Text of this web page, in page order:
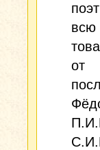
всю
от